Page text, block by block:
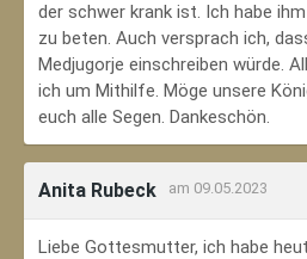
der schwer krank ist. Ich habe
zu beten. Auch versprach ich,
Medjugorje einschreiben würde.
ich um Mithilfe. Möge unsere
euch alle Segen. Dankeschön.
Anita Rubeck am 09.05.2023
Liebe Gottesmutter, ich habe